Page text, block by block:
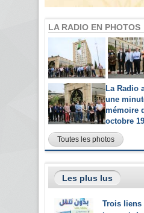
LA RADIO EN PHOTOS
La Radio
une
mémoire
octobre
Toutes les photos
Les plus lus
Trois liens